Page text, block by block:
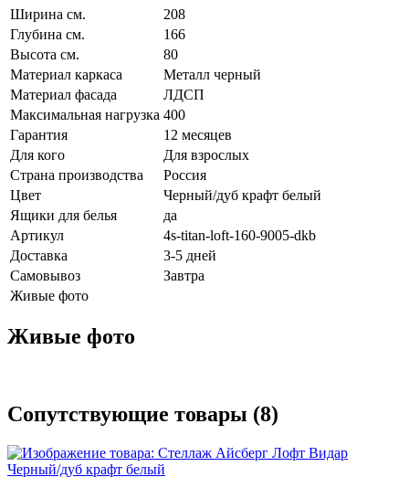
Ширина см.
208
Глубина см.
166
Высота см.
80
Материал каркаса
Металл черный
Материал фасада
ЛДСП
Максимальная нагрузка 400
Гарантия
12 месяцев
Для кого
Для взрослых
Страна производства
Россия
Цвет
Черный/дуб крафт белый
Ящики для белья
да
Артикул
4s-titan-loft-160-9005-dkb
Доставка
3-5 дней
Самовывоз
Завтра
Живые фото
Живые фото
Сопутствующие товары (8)